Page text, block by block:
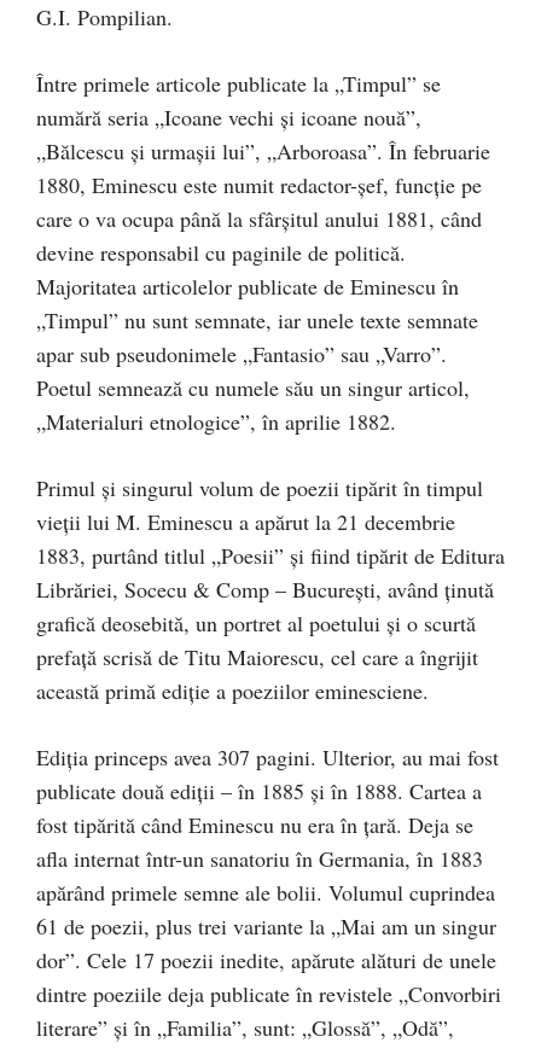
G.I. Pompilian.
Între primele articole publicate la „Timpul” se
numără seria „Icoane vechi şi icoane nouă”,
„Bălcescu şi urmaşii lui”, „Arboroasa”. În februarie
1880, Eminescu este numit redactor-şef, funcţie pe
care o va ocupa până la sfârşitul anului 1881, când
devine responsabil cu paginile de politică.
Majoritatea articolelor publicate de Eminescu în
„Timpul” nu sunt semnate, iar unele texte semnate
apar sub pseudonimele „Fantasio” sau „Varro”.
Poetul semnează cu numele său un singur articol,
„Materialuri etnologice”, în aprilie 1882.
Primul şi singurul volum de poezii tipărit în timpul
vieţii lui M. Eminescu a apărut la 21 decembrie
1883, purtând titlul „Poesii” şi fiind tipărit de Editura
Librăriei, Socecu & Comp – Bucureşti, având ţinută
grafică deosebită, un portret al poetului şi o scurtă
prefaţă scrisă de Titu Maiorescu, cel care a îngrijit
această primă ediţie a poeziilor eminesciene.
Ediţia princeps avea 307 pagini. Ulterior, au mai fost
publicate două ediţii – în 1885 şi în 1888. Cartea a
fost tipărită când Eminescu nu era în ţară. Deja se
afla internat într-un sanatoriu în Germania, în 1883
apărând primele semne ale bolii. Volumul cuprindea
61 de poezii, plus trei variante la „Mai am un singur
dor”. Cele 17 poezii inedite, apărute alături de unele
dintre poeziile deja publicate în revistele „Convorbiri
literare” şi în „Familia”, sunt: „Glossă”, „Odă”,